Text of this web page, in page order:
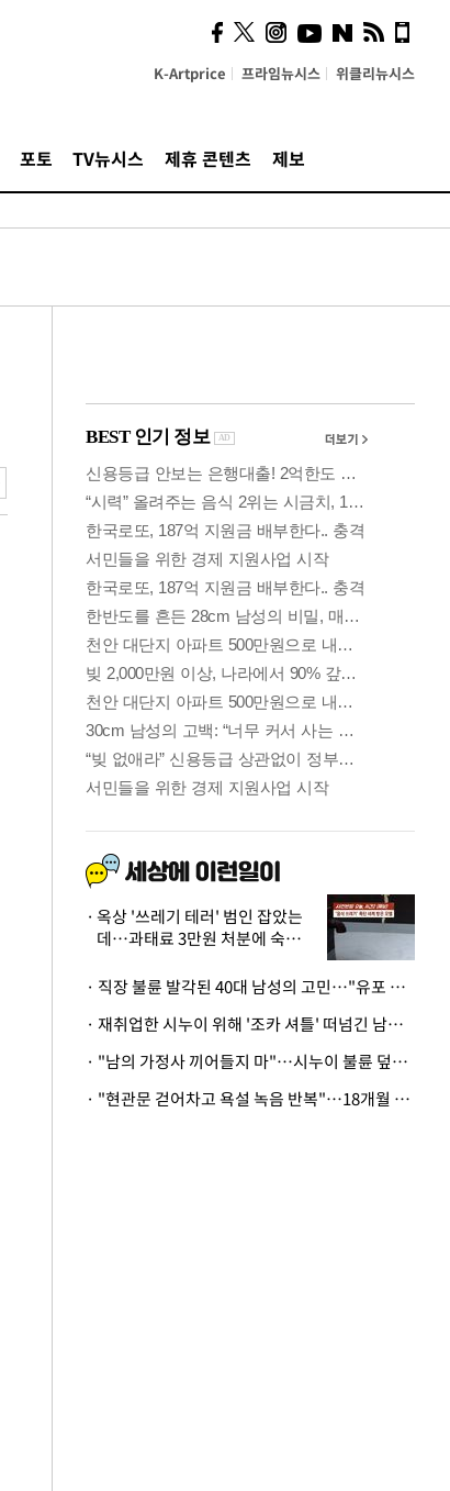
K-Artprice 프라임뉴시스 위클리뉴시스
포토 TV뉴시스 제휴 콘텐츠 제보
의견, 국토부·LH에 충실히
전달할 것"
옥상 '쓰레기 테러' 범인 잡았는
데…과태료 3만원 처분에 숙박업
· 직장 불륜 발각된 40대 남성의 고민…"유포 동료 명예훼손·협박죄 고소 가능할까"
· 재취업한 시누이 위해 '조카 셔틀' 떠넘긴 남편…아내 "난 못한다"
· "남의 가정사 끼어들지 마"…시누이 불륜 덮으려는 남편에 억울한 아내
· "현관문 걷어차고 욕설 녹음 반복"…18개월 아기 키우는 집 뒤흔든 '앞집의 비극'